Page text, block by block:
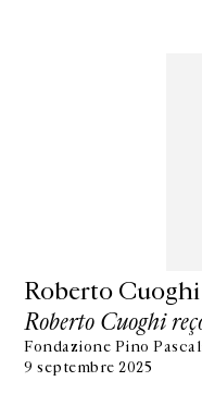
Roberto Cuoghi
Roberto Cuoghi
Fondazione Pino
9 septembre 2025